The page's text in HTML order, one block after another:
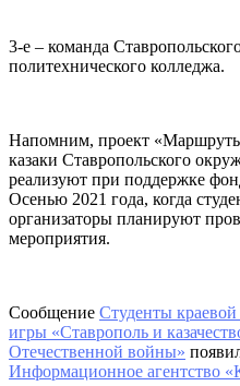
3-е – команда
политехнического колледжа.
Напомним, проект «Маршруты
казаки Ставропольского
реализуют при поддержке
Осенью 2021 года, когда
организаторы планируют
мероприятия.
Сообщение Студенты
игры «Ставрополь и
Отечественной войны»
Информационное агентство